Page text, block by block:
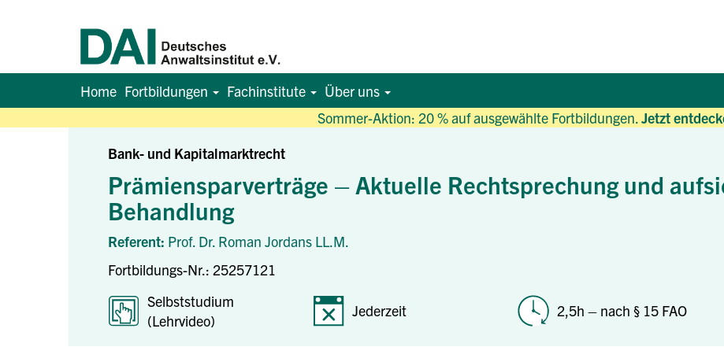
Sommer-Aktion: 20 % auf ausgewählte Fortbildungen.Jetzt
Home Fortbildungen Fachinstitute Über uns
Bank- und Kapitalmarktrecht
Prämiensparverträge – Aktuelle Rechtsprechung und
Behandlung
Referent: Prof. Dr. Roman Jordans LL.M.
Fortbildungs-Nr.: 25257121
Selbststudium
(Lehrvideo)
Jederzeit 2,5h – nach § 15 FAO